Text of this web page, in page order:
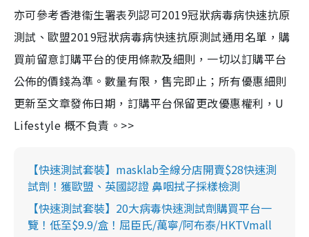
亦可參考香港衞生署表列認可2019冠狀病毒病快速抗原
測試、歐盟2019冠狀病毒病快速抗原測試通用名單，購
買前留意訂購平台的使用條款及細則，一切以訂購平台
公佈的價錢為準。數量有限，售完即止；所有優惠細則
更新至文章發佈日期，訂購平台保留更改優惠權利，U
Lifestyle 概不負責。>>
【快速測試套裝】masklab全線分店開賣$28快速測
試劑！獲歐盟、英國認證 鼻咽拭子採樣檢測
【快速測試套裝】20大病毒快速測試劑購買平台一
覽！低至$9.9/盒！屈臣氏/萬寧/阿布泰/HKTVmall